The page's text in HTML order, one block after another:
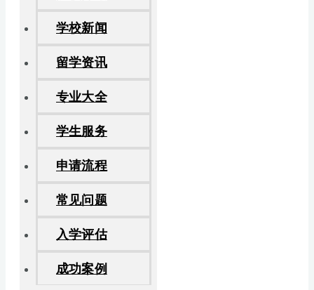
学校新闻
留学资讯
专业大全
学生服务
申请流程
常见问题
入学评估
成功案例